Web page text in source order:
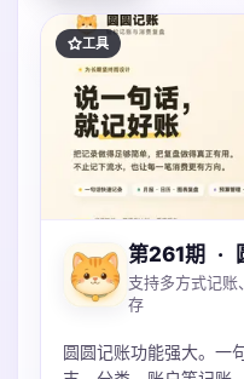
工具
第261期 ·
支持多方式记
存
圆圆记账功能强大。一